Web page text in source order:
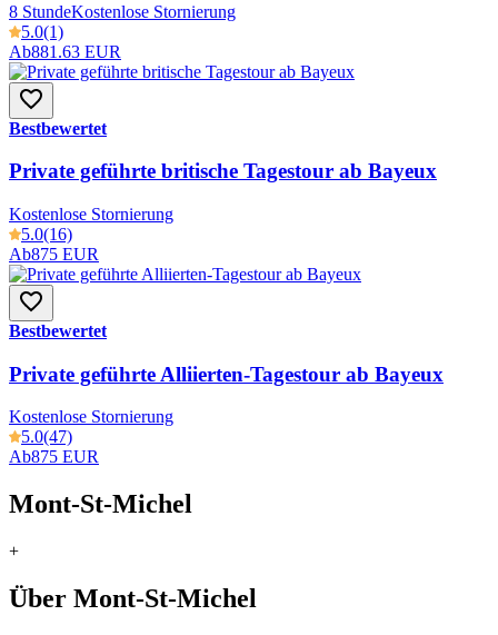
8 StundeKostenlose Stornierung
5.0(1)
Ab881.63 EUR
Bestbewertet
Private geführte britische Tagestour ab Bayeux
Kostenlose Stornierung
5.0(16)
Ab875 EUR
Bestbewertet
Private geführte Alliierten-Tagestour ab Bayeux
Kostenlose Stornierung
5.0(47)
Ab875 EUR
Mont-St-Michel
+
Über Mont-St-Michel